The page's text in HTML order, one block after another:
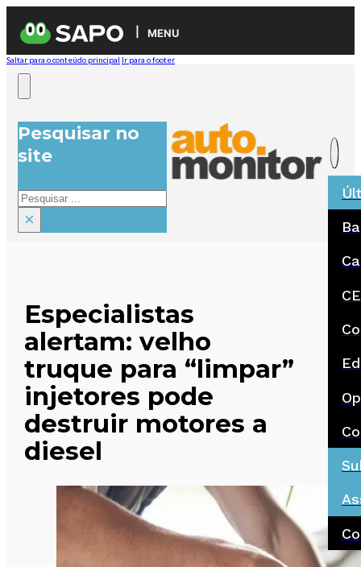
MENU
Saltar para o conteúdo principal Ir para o footer
Pesquisar no
site
Pesquisar
×
Especialistas
alertam: velho
truque para “limpar”
injetores pode
destruir motores a
diesel